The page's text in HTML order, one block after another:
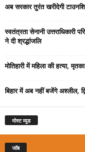
अब सरकार तुरंत खरीदेगी
स्वतंत्रता सेनानी उत्तराधिकारी
ने दी श्रद्धांजलि
मोतिहारी में महिला की हत्या,
बिहार में अब नहीं बजेंगे अश्लील,
मोस्ट व्यूड
जॉब